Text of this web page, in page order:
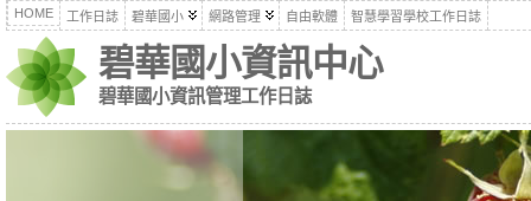
HOME 工作日誌 碧華國小 網路管理 自由軟體 智慧學習學校工作日誌
碧華國小資訊中心
碧華國小資訊管理工作日誌